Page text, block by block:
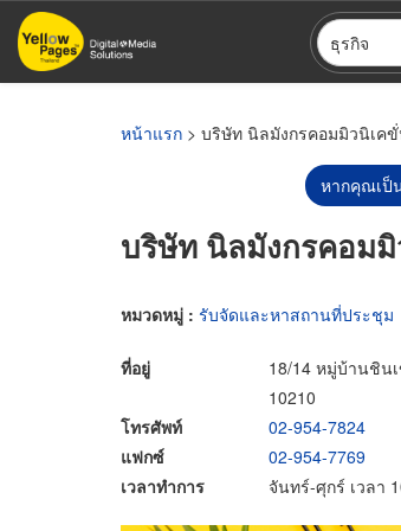
ข้าม
ไป
ธุรกิจ
หน้าแรก > บริษัท นิลมังกรคอมมิวนิเค
หากคุณเป็
บริษัท นิลมังกรคอม
หมวดหมู่ : รับจัดและหาสถานที่ประชุม
ที่อยู่
18/14 หมู่บ้านชิน
10210
โทรศัพท์
02-954-7824
แฟกซ์
02-954-7769
เวลาทำการ
จันทร์-ศุกร์ เวลา